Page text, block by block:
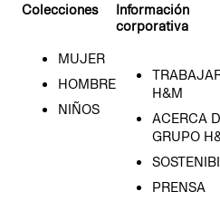
Colecciones
MUJER
HOMBRE
NIÑOS
Información
corporativa
H&M
ACERCA
GRUPO
PRENSA